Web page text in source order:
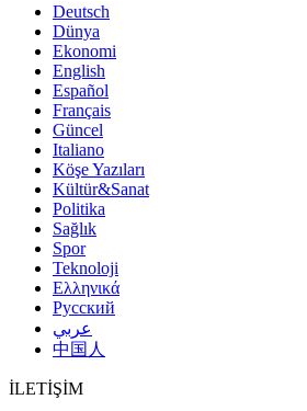
Deutsch
Dünya
Ekonomi
English
Español
Français
Güncel
Italiano
Köşe Yazıları
Kültür&Sanat
Politika
Sağlık
Spor
Teknoloji
Ελληνικά
Русский
عربي
中国人
İLETİŞİM